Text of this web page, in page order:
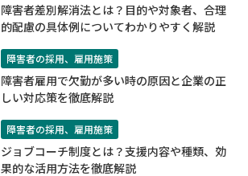
障害者差別解消法とは？目的や対象者、合理
的配慮の具体例についてわかりやすく解説
障害者の採用、雇用施策
障害者雇用で欠勤が多い時の原因と企業の正
しい対応策を徹底解説
障害者の採用、雇用施策
ジョブコーチ制度とは？支援内容や種類、効
果的な活用方法を徹底解説